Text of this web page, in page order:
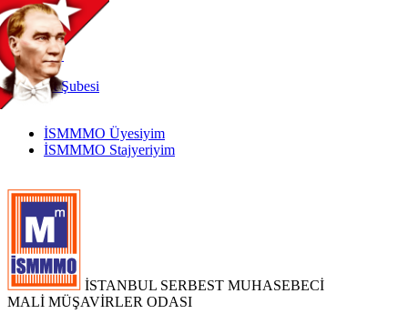
TR
|
EN
İnternetŞubesi
İSMMMO Üyesiyim
İSMMMO Stajyeriyim
İSTANBUL SERBEST MUHASEBECİ
MALİ MÜŞAVİRLER ODASI